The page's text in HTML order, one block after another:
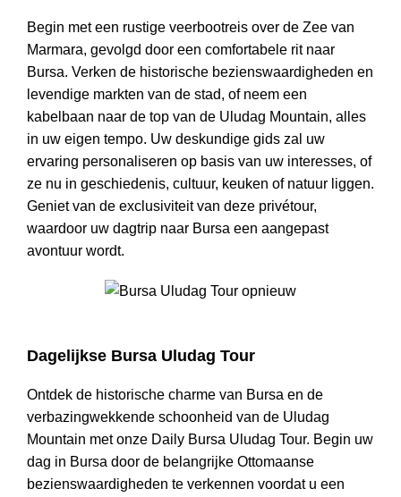
Begin met een rustige veerbootreis over de Zee van
Marmara, gevolgd door een comfortabele rit naar
Bursa. Verken de historische bezienswaardigheden en
levendige markten van de stad, of neem een
kabelbaan naar de top van de Uludag Mountain, alles
in uw eigen tempo. Uw deskundige gids zal uw
ervaring personaliseren op basis van uw interesses, of
ze nu in geschiedenis, cultuur, keuken of natuur liggen.
Geniet van de exclusiviteit van deze privétour,
waardoor uw dagtrip naar Bursa een aangepast
avontuur wordt.
Dagelijkse Bursa Uludag Tour
Ontdek de historische charme van Bursa en de
verbazingwekkende schoonheid van de Uludag
Mountain met onze Daily Bursa Uludag Tour. Begin uw
dag in Bursa door de belangrijke Ottomaanse
bezienswaardigheden te verkennen voordat u een